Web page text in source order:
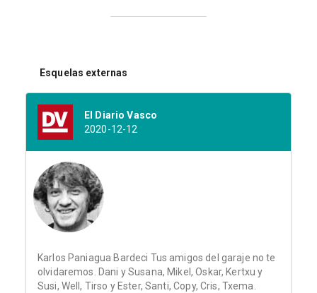
Esquelas externas
El Diario Vasco
2020-12-12
Karlos Paniagua Bardeci Tus amigos del garaje no te
olvidaremos. Dani y Susana, Mikel, Oskar, Kertxu y
Susi, Well, Tirso y Ester, Santi, Copy, Cris, Txema.